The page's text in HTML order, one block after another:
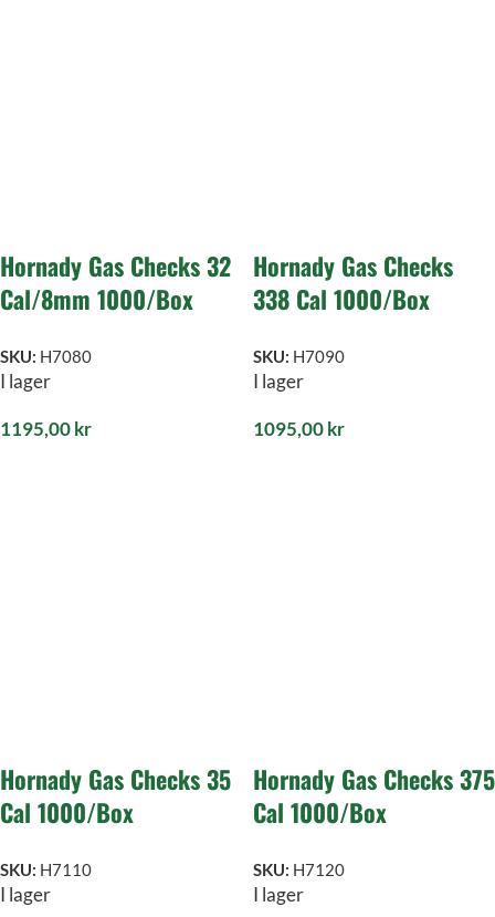
Hornady Gas Checks 32
Cal/8mm 1000/Box
SKU: H7080
I lager
1195,00kr
Hornady Gas Checks
338 Cal 1000/Box
SKU: H7090
I lager
1095,00kr
Hornady Gas Checks 35
Cal 1000/Box
SKU: H7110
I lager
Hornady Gas Checks 375
Cal 1000/Box
SKU: H7120
I lager